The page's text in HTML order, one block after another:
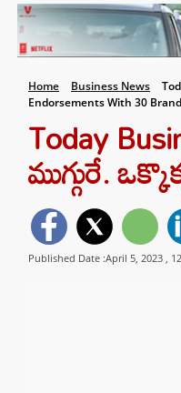
Home Business News
Endorsements With 30
Today
ముగ్గురే.
Published Date :April 5, 2023 ,